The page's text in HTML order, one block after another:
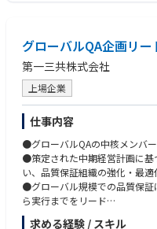
・新工場、新試運転室、または
・試験法移管、分析法バリデー
・PMDA、FDA などの他国規制
・理化学試験、生化学試験、
験、環境モニタリング等に関
・外部委託試験機関の選定、管
・LIMS、電子記録、試験デー
る知識または実務経験
・英語による技術文書・品質文
ニケーション経験
・海外パートナーとの品質管
グローバルQA企画リー
第一三共株式会社
上場企業
仕事内容
●グローバルQAの中核メンバ
●策定された中期経営計画に
い、品質保証組織の強化・最適
●グローバル規模での品質保証
ら実行までをリード
●国内外のグループ会社や関連
求める経験 / スキル